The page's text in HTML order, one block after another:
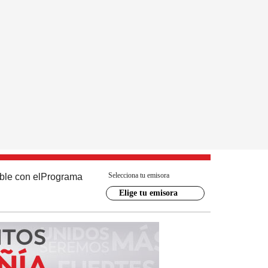
con el Programa Selecciona tu emisora
Elige tu emisora